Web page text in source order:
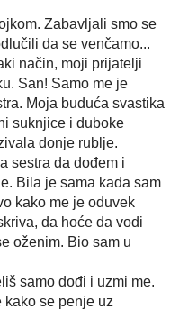
Zabavljali smo se
da se venčamo...
način, moji prijatelji
San! Samo me je
Moja buduća svastika
suknjice i duboke
donje rublje.
sestra da dođem i
Bila je sama kada sam
kako me je oduvek
da hoće da vodi
oženim. Bio sam u
samo dođi i uzmi me.
kako se penje uz